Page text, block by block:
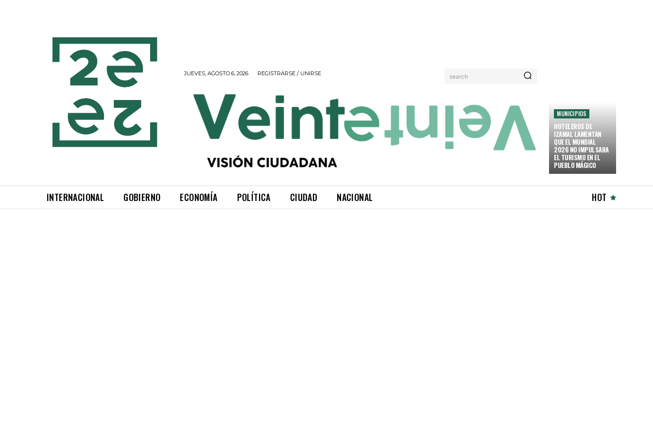
JUEVES, AGOSTO 6, 2026 REGISTRARSE / UNIRSE search
MUNICIPIOS
HOTELEROS DE
IZAMAL LAMENTAN
QUE EL MUNDIAL
2026 NO IMPULSARA
EL TURISMO EN EL
PUEBLO MÁGICO
INTERNACIONAL GOBIERNO ECONOMÍA POLÍTICA CIUDAD NACIONAL HOT